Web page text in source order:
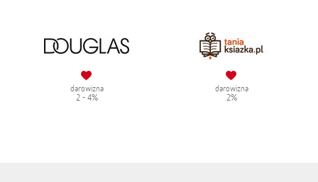
darowizna
2 - 4%
darowizna
2%